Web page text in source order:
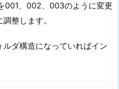
001、002、003のように変更
整します。
ダ構造になっていればイン